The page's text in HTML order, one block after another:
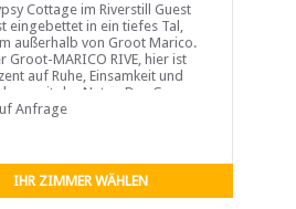
Cottage im Riverstill Guest
eingebettet in ein tiefes Tal,
außerhalb von Groot Marico.
Groot-MARICO RIVE, hier ist
auf Ruhe, Einsamkeit und
mit der Natur. Das Gypsy
istAnfrage
IHR ZIMMER WÄHLEN